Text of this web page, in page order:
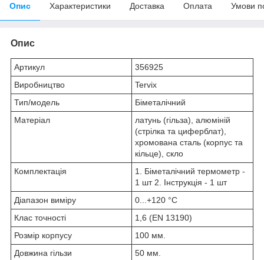
Опис Характеристики Доставка Оплата Умови
Опис
Артикул
356925
Виробництво
Tervix
Тип/модель
Біметалічний
Матеріал
латунь (гільза), алюміній
(стрілка та циферблат),
хромована сталь (корпус та
кільце), скло
Комплектація
1. Біметалічний термометр -
1 шт 2. Інструкція - 1 шт
Діапазон виміру
0...+120 °C
Клас точності
1,6 (EN 13190)
Розмір корпусу
100 мм.
Довжина гільзи
50 мм.